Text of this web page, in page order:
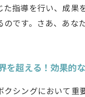
た指導を行い、成果
のです。さあ、あな
を超える！効果的
クシングにおいて重